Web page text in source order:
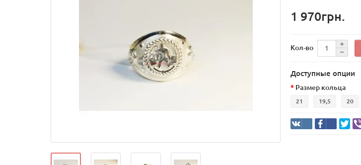
1 970грн.
Кол-во
Доступные опции
Размер кольца
21 19,5 20